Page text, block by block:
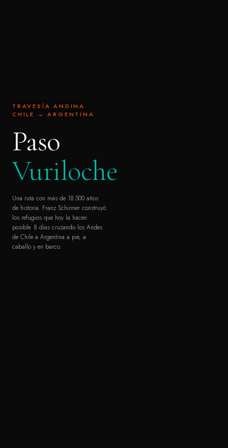
TRAVESÍA ANDINA ·
CHILE → ARGENTINA
Paso
Vuriloche
Una ruta con más de 18.500 años
de historia. Franz Schirmer construyó
los refugios que hoy la hacen
posible. 8 días cruzando los Andes
de Chile a Argentina a pie, a
caballo y en barco.